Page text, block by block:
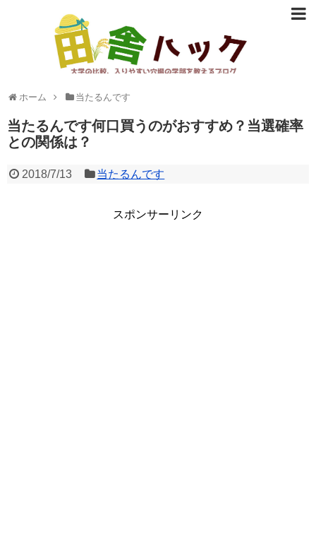
大学の比較、入りやすい穴場の学部など志望校選びに役立つ情報
ホーム 当たるんです
当たるんです何口買うのがおすすめ？当選確率
との関係は？
2018/7/13 当たるんです
スポンサーリンク